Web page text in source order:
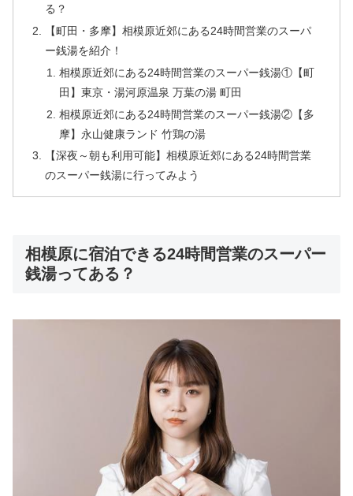
る？
【町田・多摩】相模原近郊にある24時間営業のスーパ
ー銭湯を紹介！
相模原近郊にある24時間営業のスーパー銭湯①【町
田】東京・湯河原温泉 万葉の湯 町田
相模原近郊にある24時間営業のスーパー銭湯②【多
摩】永山健康ランド 竹鶏の湯
【深夜～朝も利用可能】相模原近郊にある24時間営業
のスーパー銭湯に行ってみよう
相模原に宿泊できる24時間営業のスーパー
銭湯ってある？